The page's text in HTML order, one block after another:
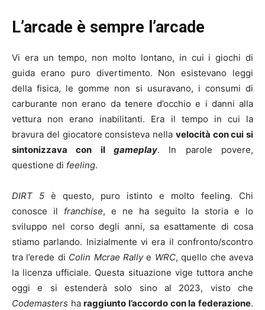
L’arcade è sempre l’arcade
Vi era un tempo, non molto lontano, in cui i giochi di
guida erano puro divertimento. Non esistevano leggi
della fisica, le gomme non si usuravano, i consumi di
carburante non erano da tenere d’occhio e i danni alla
vettura non erano inabilitanti. Era il tempo in cui la
bravura del giocatore consisteva nella velocità con cui si
sintonizzava con il gameplay. In parole povere,
questione di feeling.
DIRT 5 è questo, puro istinto e molto feeling. Chi
conosce il franchise, e ne ha seguito la storia e lo
sviluppo nel corso degli anni, sa esattamente di cosa
stiamo parlando. Inizialmente vi era il confronto/scontro
tra l’erede di Colin Mcrae Rallye WRC, quello che aveva
la licenza ufficiale. Questa situazione vige tuttora anche
oggi e si estenderà solo sino al 2023, visto che
Codemasters haraggiunto l’accordo con la federazione.